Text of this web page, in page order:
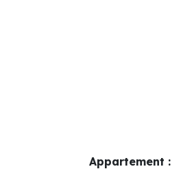
Appartement :